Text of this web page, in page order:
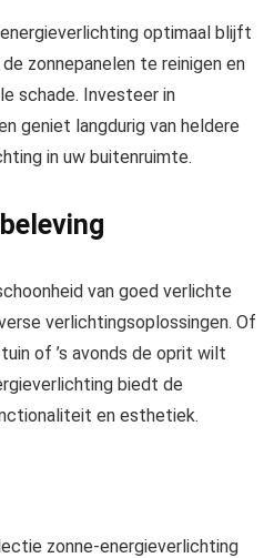
optimaal blijft
zonnepanelen te reinigen en
schade. Investeer in
geniet langdurig van heldere
in uw buitenruimte.
van goed verlichte
verlichtingsoplossingen. Of
of ’s avonds de oprit wilt
biedt de
en esthetiek.
zonne-energieverlichting